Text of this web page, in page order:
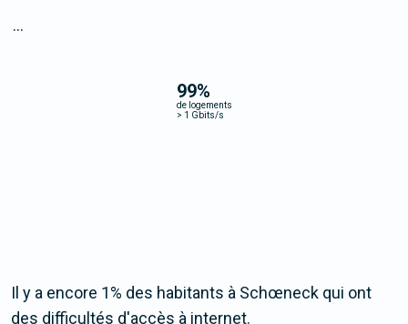
99%
de logements
> 1 Gbits/s
...
Il y a encore 1% des habitants à Schœneck qui ont
des difficultés d'accès à internet.